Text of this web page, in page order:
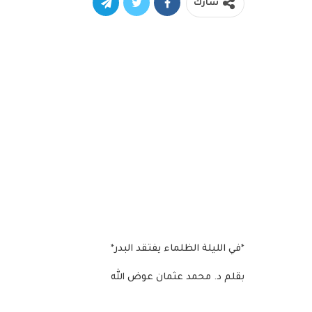
شارك
*في الليلة الظلماء يفتقد البدر*
بقلم د. محمد عثمان عوض الله